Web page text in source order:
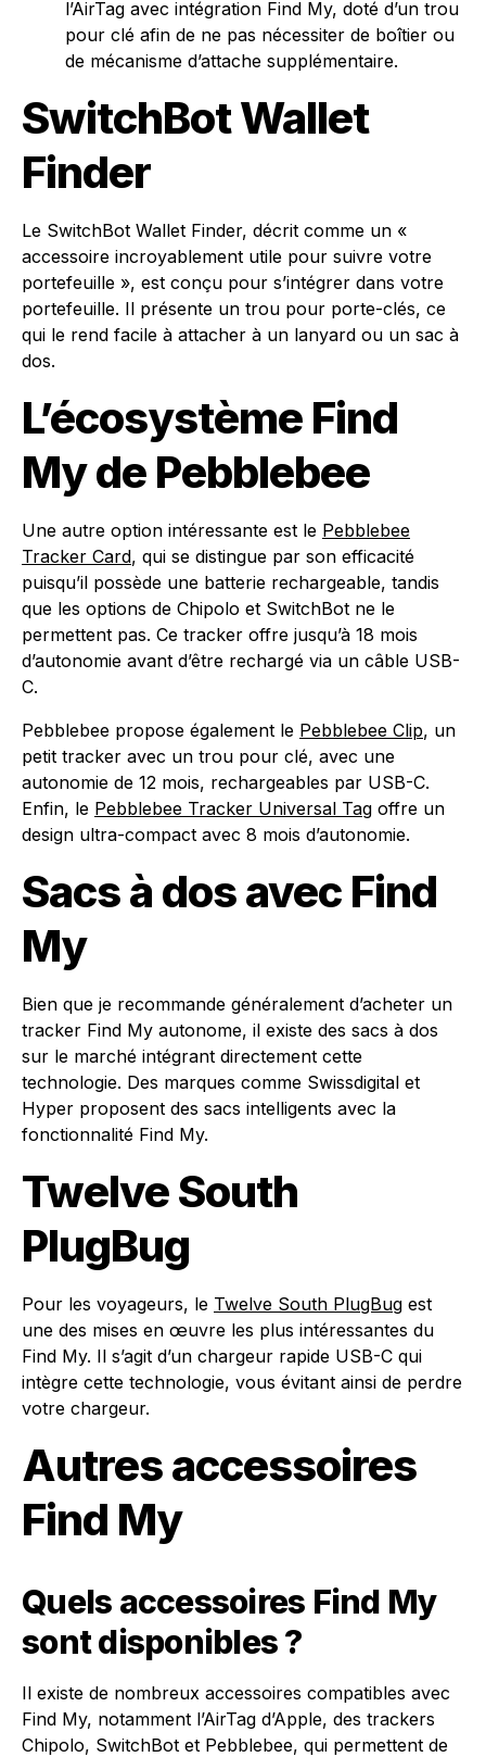
l’AirTag avec intégration Find My, doté d’un trou
pour clé afin de ne pas nécessiter de boîtier ou
de mécanisme d’attache supplémentaire.
SwitchBot Wallet
Finder
Le SwitchBot Wallet Finder, décrit comme un «
accessoire incroyablement utile pour suivre votre
portefeuille », est conçu pour s’intégrer dans votre
portefeuille. Il présente un trou pour porte-clés, ce
qui le rend facile à attacher à un lanyard ou un sac à
dos.
L’écosystème Find
My de Pebblebee
Une autre option intéressante est le Pebblebee
Tracker Card, qui se distingue par son efficacité
puisqu’il possède une batterie rechargeable, tandis
que les options de Chipolo et SwitchBot ne le
permettent pas. Ce tracker offre jusqu’à 18 mois
d’autonomie avant d’être rechargé via un câble USB-
C.
Pebblebee propose également le Pebblebee Clip, un
petit tracker avec un trou pour clé, avec une
autonomie de 12 mois, rechargeables par USB-C.
Enfin, le Pebblebee Tracker Universal Tag offre un
design ultra-compact avec 8 mois d’autonomie.
Sacs à dos avec Find
My
Bien que je recommande généralement d’acheter un
tracker Find My autonome, il existe des sacs à dos
sur le marché intégrant directement cette
technologie. Des marques comme Swissdigital et
Hyper proposent des sacs intelligents avec la
fonctionnalité Find My.
Twelve South
PlugBug
Pour les voyageurs, le Twelve South PlugBug est
une des mises en œuvre les plus intéressantes du
Find My. Il s’agit d’un chargeur rapide USB-C qui
intègre cette technologie, vous évitant ainsi de perdre
votre chargeur.
Autres accessoires
Find My
Quels accessoires Find My
sont disponibles ?
Il existe de nombreux accessoires compatibles avec
Find My, notamment l’AirTag d’Apple, des trackers
Chipolo, SwitchBot et Pebblebee, qui permettent de